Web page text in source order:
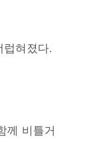
럽혀졌다.
께 비틀거